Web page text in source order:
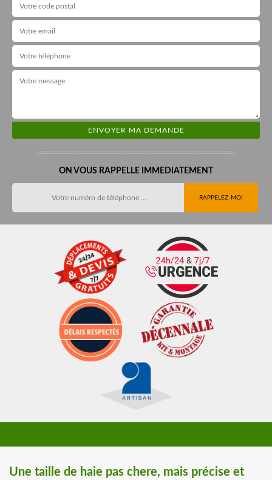
ON VOUS RAPPELLE IMMEDIATEMENT
Une taille de haie pas chere, mais précise et